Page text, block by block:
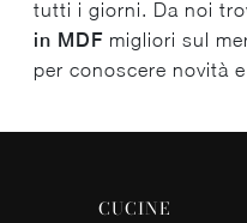
tutti i giorni. Da noi
in MDF migliori sul
per conoscere novità
CUCINE